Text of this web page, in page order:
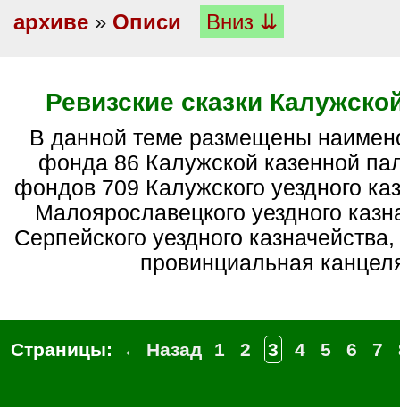
архиве » Описи Вниз ⇊
Ревизские сказки
В данной теме размещены наименования дел из
фонда 86 Калужской казенной
фондов 709 Калужского уездного
Малоярославецкого уездного
Серпейского уездного
провинциальная
Страницы: ← Назад 1 2 3 4 5 6 7